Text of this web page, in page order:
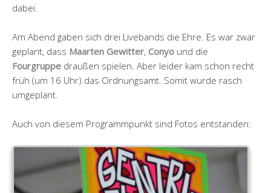
dabei.
Am Abend gaben sich drei Livebands die Ehre. Es war zwar
geplant, dass Maarten Gewitter, Conyo und die
Fourgruppe draußen spielen. Aber leider kam schon recht
früh (um 16 Uhr) das Ordnungsamt. Somit wurde rasch
umgeplant.
Auch von diesem Programmpunkt sind Fotos entstanden: